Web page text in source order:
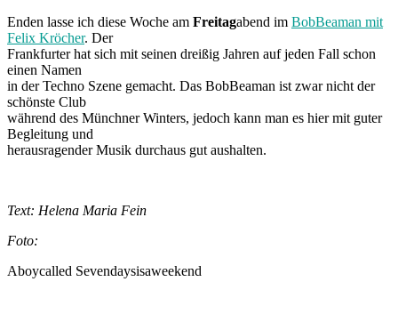
Enden lasse ich diese Woche am Freitagabend im BobBeaman mit
Felix Kröcher. Der
Frankfurter hat sich mit seinen dreißig Jahren auf jeden Fall schon
einen Namen
in der Techno Szene gemacht. Das BobBeaman ist zwar nicht der
schönste Club
während des Münchner Winters, jedoch kann man es hier mit guter
Begleitung und
herausragender Musik durchaus gut aushalten.
Text: Helena Maria Fein
Foto:
Aboycalled Sevendaysisaweekend